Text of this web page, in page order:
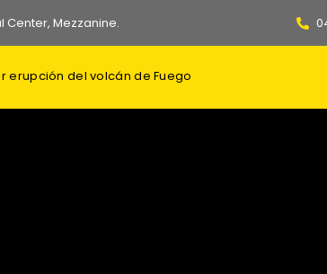
Center, Mezzanine.
la transmisión eléctrica en Tungurahua